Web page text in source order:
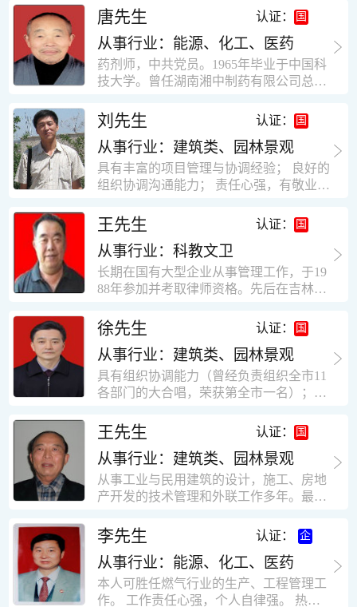
快掌握一种新事物的能力。我的格言：也
许我不是最好的，但我会做得更好。知识
面广泛，头脑灵活，思维开阔敏捷，极富
创新精神。
目经理、专业监理工程师等职。 管理过许
多各种结构的工业及民用建筑。1984年至
1986年就职于新疆乌鲁木齐铁路局劳动服
务公司建筑三工区任技术员。参于管理的
项目有：职工居乐部游艺楼，4000平方，
砖混结构。职工电教楼，8000平方，框架
方。1987至1981988年爱聘于郑州市荥阳
第二建筑公司，任郑州市天然气公司基地
建设项目施工员。该项目有15层办公楼及
裙楼一栋8000平方。框架结构。住宅楼4
栋16000平方，6层砖混结构。1989年至19
术负责人，该项目为水泥生产线，该项目
有圆形连体熟料仓12，每个直径9米高41
米，砖混结构，皮带运输走廊一个，框架
结构长185米，高5.2米的框架结构。1991
年调入新乡市新营建筑公司历任：七里三
营乡刘庄火力发电厂项目经理，该项目有
平方装配式工业厂房，焦作市林果住宅小
区项目经理，该项目有住宅楼9栋6层砖混
结构，总建筑面积36000平方米。2004年
限公司专业监理工程师，广东重工监理有
限公司任专业监理工程师，监督的工程
有：广东东莞市花润雪花啤酒厂二期扩建
工程，该工程有钢结构工业厂房2栋，每
栋9000平方米。东莞市新世纪花苑，该工
场；一栋17层。2栋总面积32000平方米，
框架结构。南奥园金州商业步行街等工
程。30年的工作经验积累，使自己能适应
建筑行业的多种工作岗位。
意识，丰富的经营理念和管理手段，能独
立处理各种工程技术问题；具有较强的沟
通协调能力和组织管理能力； ? 近十多年
的房地产方面工作经验，现任职江苏雨润
农产品集团南昌公司副总经理兼工程总工
识，能够合理高效的做好企业内部管理和
人员结构调整；具有大型工程及房地产公
司管理经验，以及公关的能力和商务谈判
能力。 ? 自认为是个有良好职业道德、有
责任心、有敬业精神，能承受巨大工作压
力的职业经理人！……
唐先生 认证：
从事行业：能源、化工、医药
药剂师，中共党员。1965年毕业于中国科
技大学。曾任湖南湘中制药有限公司总工
员、理事。高级工程师，执业药师，中国
药学会高级会员。享受国务院津贴专家。
丙戊酸镁缓释片及其制备工艺国家发明专
利人。
刘先生 认证：
从事行业：建筑类、园林景观
具有丰富的项目管理与协调经验； 良好的
组织协调沟通能力； 责任心强，有敬业创
闭路电视监控系统、防盗报警系统、门禁
一卡通系统、停车场管理系统、巡更系
统、远程抄表系统等相关系统主流产品，
有较强的售前技术支持能力，并具有较丰
富的设备调试经验； 能独立完成系统集成
建与扩充经验，并具备教育训练能力；
王先生 认证：
从事行业：科教文卫
长期在国有大型企业从事管理工作，于19
88年参加并考取律师资格。先后在吉林油
辽宁华夏律师事务所和辽宁鑫诺律师事务
所执业。王律师在数十年的执业经历中，
多次与美国、英国、香港、北京、深圳等
地的律师共同办理法律事务。 对民商事的
诉讼和非诉讼的合同纠纷、劳动纠纷、债
对刑事案件、仲裁案件都颇有造诣。尤其
擅长处理涉及公司管理、企业改制，资产
收购重组等法律业务。王律师有多篇学术
论文在省部级会议和刊物上发表。数十年
的执业经历中，王律师经办了数百起诉讼
和非诉讼案件，取得了较好的经济效益和
律师一贯的工作作风；法律第一和当事人
合法权益第一，忠诚和敬业是王福营律师
的永恒的追求。
徐先生 认证：
从事行业：建筑类、园林景观
具有组织协调能力（曾经负责组织全市11
各部门的大合唱，荣获第全市一名）；知
等领域）；实际工作能力强，且经验丰
富。
王先生 认证：
从事行业：建筑类、园林景观
从事工业与民用建筑的设计，施工、房地
产开发的技术管理和外联工作多年。最大
最高26层。基础理论和专业技术知识功底
深厚，能熟练从事复杂技术工程的设计与
计算工作，有丰富的大中型工程项目的施
工技术经验。知识广博，设计、施工、予
决算、资产评估等都有较深造诣。曾独立
李先生 认证：
从事行业：能源、化工、医药
本人可胜任燃气行业的生产、工程管理工
作。 工作责任心强，个人自律强。 热爱